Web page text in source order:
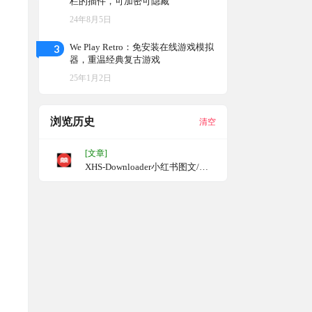
24年8月5日
3
We Play Retro：免安装在线游戏模拟
器，重温经典复古游戏
25年1月2日
浏览历史 清空
[文章]
XHS-Downloader小红书图文/视